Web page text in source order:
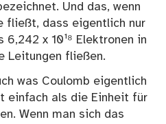
Und das, wenn
fließt, dass eigentlich nur
x 10¹⁸ Elektronen in
Leitungen fließen.
was Coulomb eigentlich
einfach als die Einheit für
Wenn man sich das